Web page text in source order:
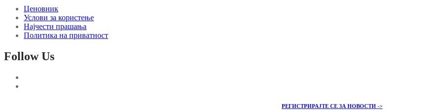
Ценовник
Услови за користење
Најчести прашања
Политика на приватност
Follow Us
РЕГИСТРИРАЈТЕ СЕ ЗА НОВОСТИ ->